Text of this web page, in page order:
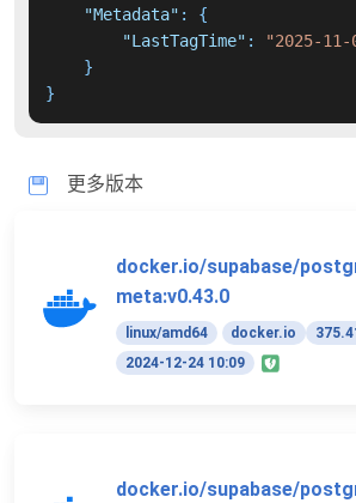
"Metadata" :
{
"LastTagTime" :
"2025-11-
}
}
更多版本
docker.io/supabase/
meta:v0.43.0
linux/amd64 docker.io
2024-12-24 10:09
docker.io/supabase/